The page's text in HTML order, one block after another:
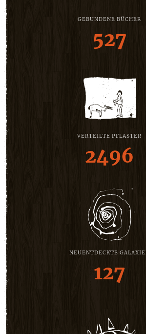
GEBUNDENE BÜCHER
527
VERTEILTE PFLASTER
2496
NEUENTDECKTE
127